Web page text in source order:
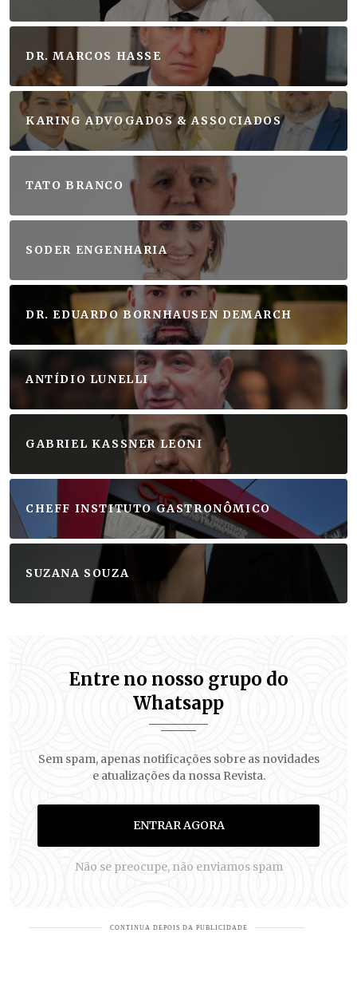
DR. MARCOS HASSE
KARING ADVOGADOS & ASSOCIADOS
TATO BRANCO
SODER ENGENHARIA
DR. EDUARDO BORNHAUSEN DEMARCH
ANTÍDIO LUNELLI
GABRIEL KASSNER LEONI
CHEFF INSTITUTO GASTRONÔMICO
SUZANA SOUZA
Entre no nosso grupo do
Whatsapp
Sem spam, apenas notificações sobre as novidades
e atualizações da nossa Revista.
ENTRAR AGORA
Não se preocupe, não enviamos spam